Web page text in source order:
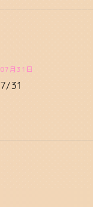
07月31日
7/31